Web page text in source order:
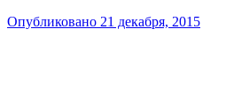
Опубликовано 21 декабря, 2015